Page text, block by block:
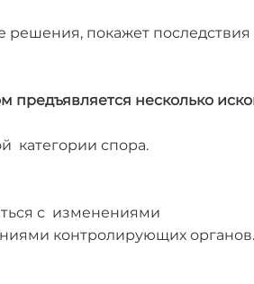
решения, покажет последствия
предъявляется несколько
категории спора.
с изменениями
контролирующих органов.